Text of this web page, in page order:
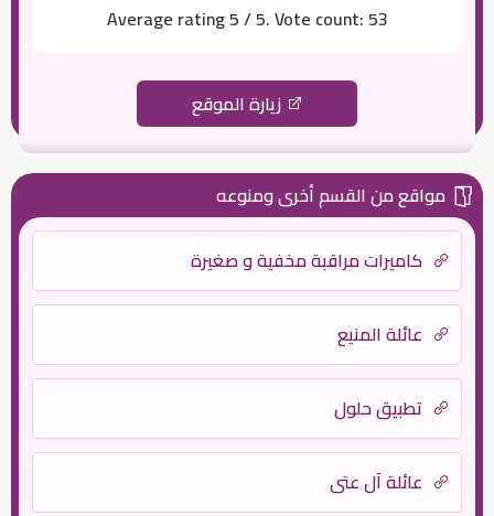
Average rating5/ 5. Vote count:53
زيارة الموقع
مواقع من القسم أخرى ومنوعه
كاميرات مراقبة مخفية و صغيرة
عائلة المنيع
تطبيق حلول
عائلة آل عتي